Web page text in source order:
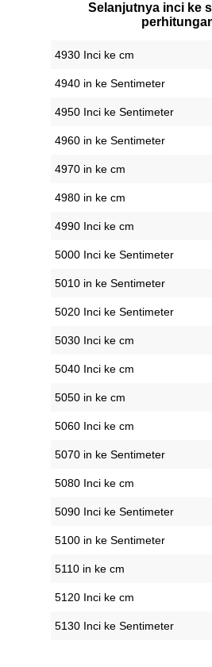
Selanjutnya inci ke
4930 Inci ke cm
4940 in ke Sentimeter
4950 Inci ke Sentimeter
4960 in ke Sentimeter
4970 in ke cm
4980 in ke cm
4990 Inci ke cm
5000 Inci ke Sentimeter
5010 in ke Sentimeter
5020 Inci ke Sentimeter
5030 Inci ke cm
5040 Inci ke cm
5050 in ke cm
5060 Inci ke cm
5070 in ke Sentimeter
5080 Inci ke cm
5090 Inci ke Sentimeter
5100 in ke Sentimeter
5110 in ke cm
5120 Inci ke cm
5130 Inci ke Sentimeter